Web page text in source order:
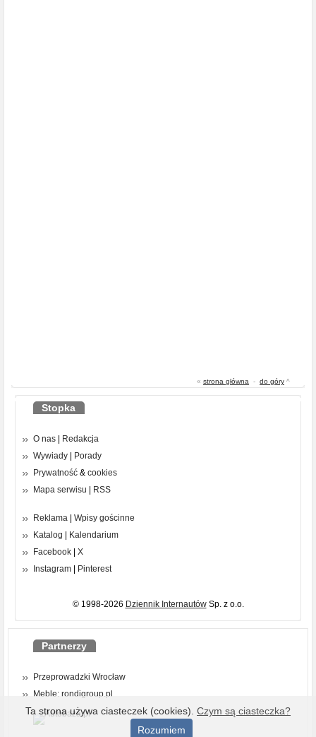
« strona główna - do góry ^
Stopka
O nas
Redakcja
Wywiady
Porady
Prywatność & cookies
Mapa serwisu
RSS
Reklama
Wpisy gościnne
Katalog
Kalendarium
Facebook
X
Instagram
Pinterest
© 1998-2026 Dziennik InternautówSp. z o.o.
Partnerzy
Przeprowadzki Wrocław
Meble: rondigroup.pl
Ta strona używa ciasteczek (cookies). Czym są ciasteczka?
Rozumiem